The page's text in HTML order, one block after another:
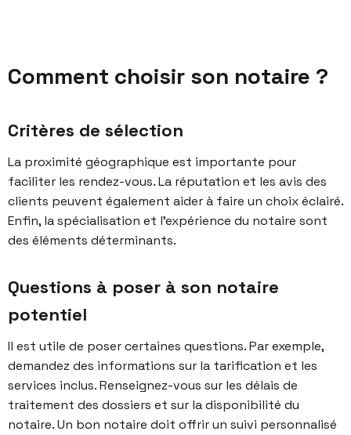
Comment choisir son notaire ?
Critères de sélection
La proximité géographique est importante pour
faciliter les rendez-vous. La réputation et les avis des
clients peuvent également aider à faire un choix éclairé.
Enfin, laspécialisation et l’expérience du notaire sont
des éléments déterminants.
Questions à poser à son notaire
potentiel
Il est utile de poser certaines questions. Par exemple,
demandez des informations sur la tarification et les
services inclus. Renseignez-vous sur les délais de
traitement des dossiers et sur ladisponibilité du
notaire. Un bon notaire doit offrir un suivi personnalisé